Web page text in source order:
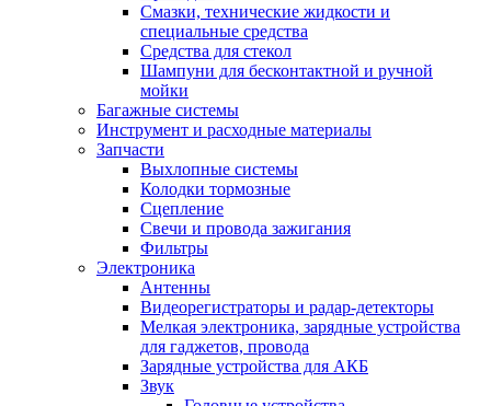
Смазки, технические жидкости и
специальные средства
Средства для стекол
Шампуни для бесконтактной и ручной
мойки
Багажные системы
Инструмент и расходные материалы
Запчасти
Выхлопные системы
Колодки тормозные
Сцепление
Свечи и провода зажигания
Фильтры
Электроника
Антенны
Видеорегистраторы и радар-детекторы
Мелкая электроника, зарядные устройства
для гаджетов, провода
Зарядные устройства для АКБ
Звук